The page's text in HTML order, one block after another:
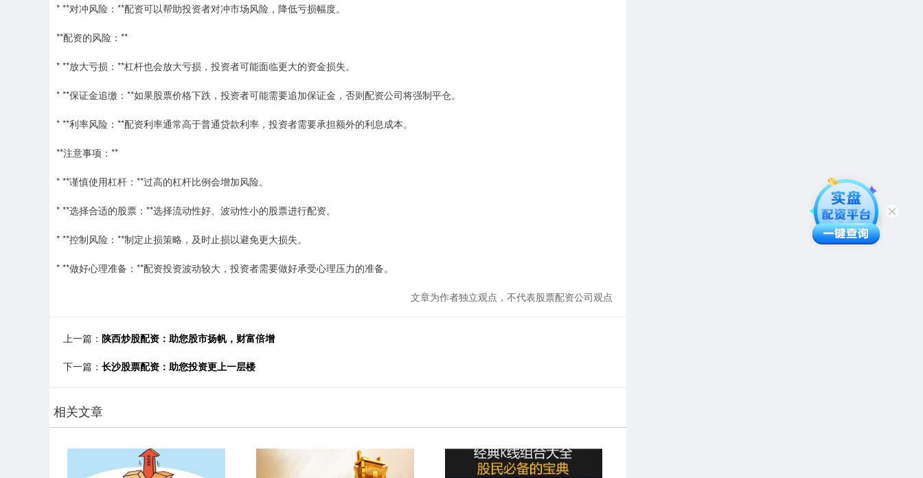
* **对冲风险：**配资可以帮助投资者对冲市场风险，降低亏损幅度。
**配资的风险：**
* **放大亏损：**杠杆也会放大亏损，投资者可能面临更大的资金损失。
* **保证金追缴：**如果股票价格下跌，投资者可能需要追加保证金，否则配资公司将强制平仓。
* **利率风险：**配资利率通常高于普通贷款利率，投资者需要承担额外的利息成本。
**注意事项：**
* **谨慎使用杠杆：**过高的杠杆比例会增加风险。
* **选择合适的股票：**选择流动性好、波动性小的股票进行配资。
* **控制风险：**制定止损策略，及时止损以避免更大损失。
* **做好心理准备：**配资投资波动较大，投资者需要做好承受心理压力的准备。
文章为作者独立观点，不代表股票配资公司观点
上一篇： 陕西炒股配资：助您股市扬帆，财富倍增
下一篇： 长沙股票配资：助您投资更上一层楼
相关文章